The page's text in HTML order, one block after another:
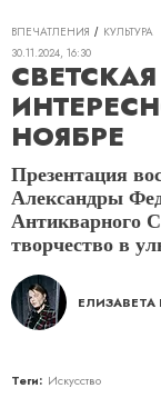
ВПЕЧАТЛЕНИЯ
КУЛЬТУРА
30.11.2024, 16:30
НОЯБРЕ
Презентация
Александры
Антикварного
творчество в
Теги: Искусство